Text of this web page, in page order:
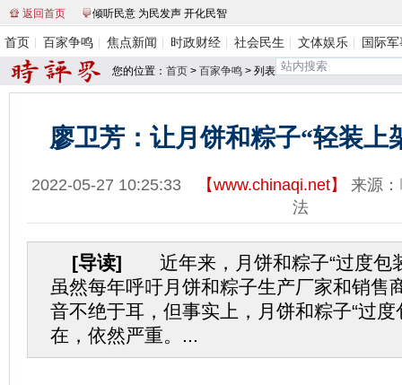
返回首页 倾听民意 为民发声 开化民智
首页 百家争鸣 焦点新闻 时政财经 社会民生 文体娱乐 国际
您的位置： 首页 > 百家争鸣 > 列表
廖卫芳：让月饼和粽子“轻装上
2022-05-27 10:25:33 【www.chinaqi.net】 来源：
法
[导读] 近年来，月饼和粽子“过度包
虽然每年呼吁月饼和粽子生产厂家和销售
音不绝于耳，但事实上，月饼和粽子“过度
在，依然严重。...